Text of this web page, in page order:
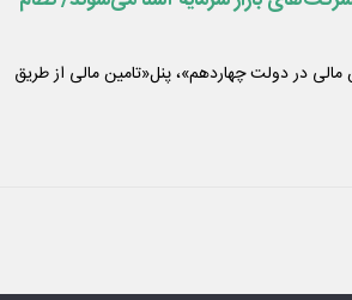
در دولت چهاردهم»، پنل«تامین مالی از طریق